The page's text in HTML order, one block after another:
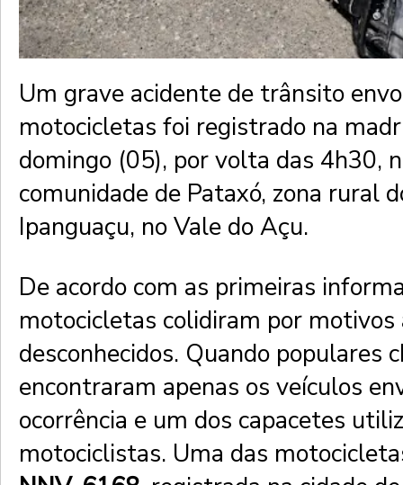
Um grave acidente de trânsito
motocicletas foi registrado na
domingo (05), por volta das 4h30,
comunidade de Pataxó, zona rural
Ipanguaçu, no Vale do Açu.
De acordo com as primeiras
motocicletas colidiram por motivos
desconhecidos. Quando populares
encontraram apenas os veículos
ocorrência e um dos capacetes
motociclistas. Uma das